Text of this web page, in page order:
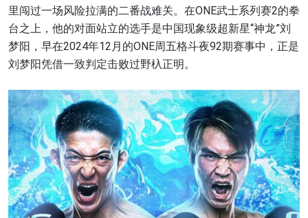
里闯过一场风险拉满的二番战难关。在ONE武士系列赛2的拳
台之上，他的对面站立的选手是中国现象级超新星“神龙”刘
梦阳，早在2024年12月的ONE周五格斗夜92期赛事中，正是
刘梦阳凭借一致判定击败过野杁正明。